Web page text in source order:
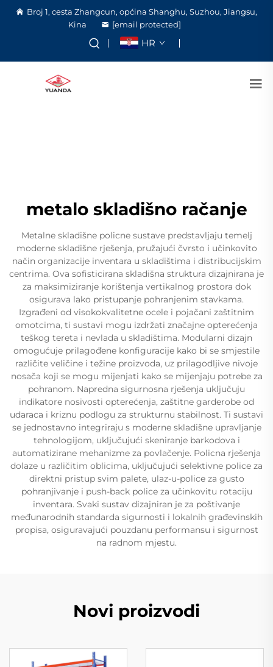
Broj 1, cesta Zhangcun, općina Shanghu, Suzhou, Jiangsu,
Kina
[email protected]
HR
metalo skladišno račanje
Metalne skladišne policne sustave predstavljaju temelj
moderne skladišne rješenja, pružajući čvrsto i učinkovito
način organizacije inventara u skladištima i distribucijskim
centrima. Ova sofisticirana skladišna struktura dizajnirana je
za maksimiziranje korištenja vertikalnog prostora dok
osigurava lako pristupanje pohranjenim stavkama.
Izgrađeni od visokokvalitetne ocele i pojačani zaštitnim
omotcima, ti sustavi mogu izdržati značajne opterećenja
teškog tereta i nevlada u skladištima. Modularni dizajn
omogućuje prilagođene konfiguracije kako bi se smjestile
različite veličine i težine proizvoda, uz prilagodljive nivoje
nosača koji se mogu mijenjati kako se mijenjaju potrebe za
pohranom. Napredna sigurnosna rješenja uključuju
indikatore nosivosti opterećenja, zaštitne garderobe od
udaraca i kriznu podlogu za strukturnu stabilnost. Ti sustavi
se jednostavno integriraju s moderne skladišne upravljanje
tehnologijom, uključujući skeniranje barkodova i
automatizirane mehanizme za povlačenje. Policna rješenja
dolaze u različitim oblicima, uključujući selektivne police za
direktni pristup svim palete, ulaz-u-police za gusto
pohranjivanje i push-back police za učinkovitu rotaciju
inventara. Svaki sustav dizajniran je za poštivanje
međunarodnih standarda sigurnosti i lokalnih građevinskih
propisa, osiguravajući pouzdanu performansu i sigurnost
na radnom mjestu.
Novi proizvodi